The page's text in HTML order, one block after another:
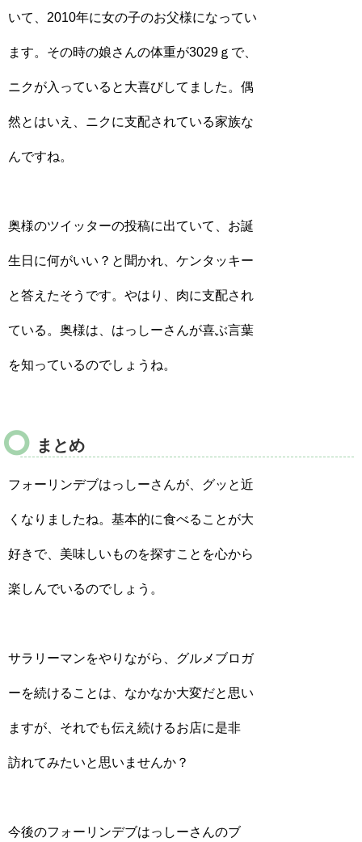
いて、2010年に女の子のお父様になってい
ます。その時の娘さんの体重が3029ｇで、
ニクが入っていると大喜びしてました。偶
然とはいえ、ニクに支配されている家族な
んですね。
奥様のツイッターの投稿に出ていて、お誕
生日に何がいい？と聞かれ、ケンタッキー
と答えたそうです。やはり、肉に支配され
ている。奥様は、はっしーさんが喜ぶ言葉
を知っているのでしょうね。
まとめ
フォーリンデブはっしーさんが、グッと近
くなりましたね。基本的に食べることが大
好きで、美味しいものを探すことを心から
楽しんでいるのでしょう。
サラリーマンをやりながら、グルメブロガ
ーを続けることは、なかなか大変だと思い
ますが、それでも伝え続けるお店に是非
訪れてみたいと思いませんか？
今後のフォーリンデブはっしーさんのブ